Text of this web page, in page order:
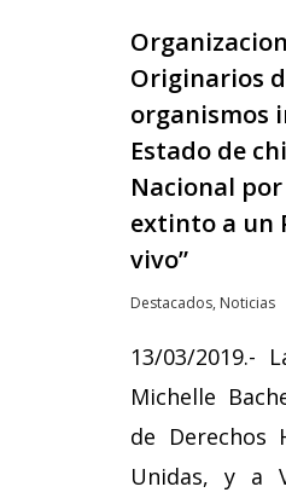
Originarios
organismos
Estado de
Nacional
extinto a un
vivo”
Destacados, Noticias
13/03/2019.-
Michelle
de Derechos
Unidas, y a